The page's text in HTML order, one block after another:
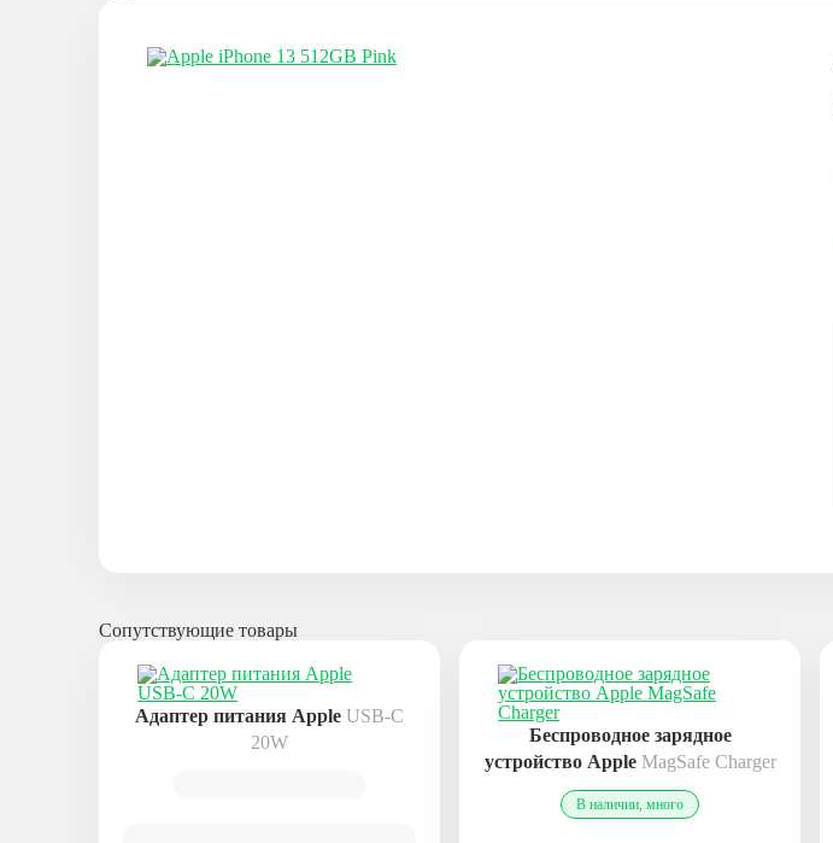
Сопутствующие товары
Адаптер питания Apple USB-C
20W
Беспроводное зарядное
устройство Apple MagSafe Charger
В наличии, много